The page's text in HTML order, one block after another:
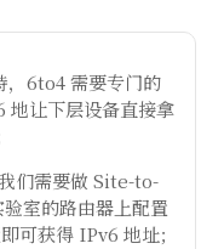
，6to4 需要专门的
地让下层设备直接拿
们需要做 Site-to-
室的路由器上配置
可获得 IPv6 地址；